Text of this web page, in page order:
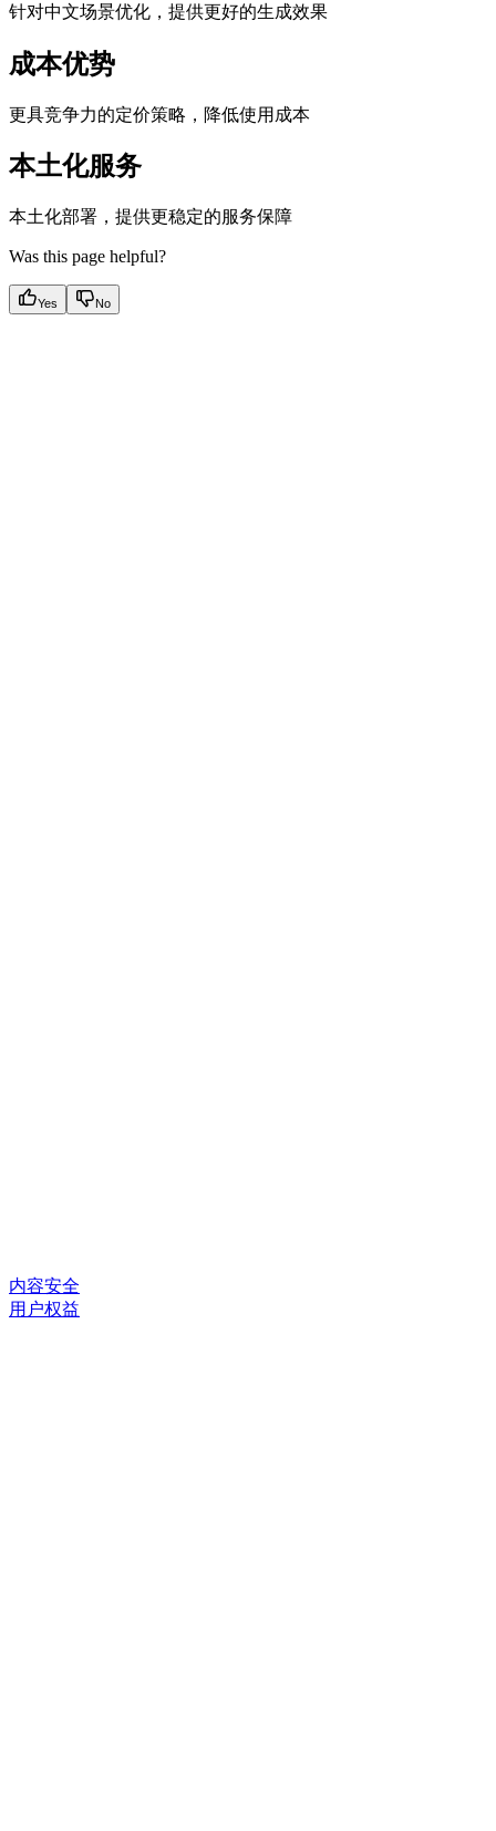
针对中文场景优化，提供更好的生成效果
成本优势
更具竞争力的定价策略，降低使用成本
本土化服务
本土化部署，提供更稳定的服务保障
Was this page helpful?
Yes No
内容安全
用户权益